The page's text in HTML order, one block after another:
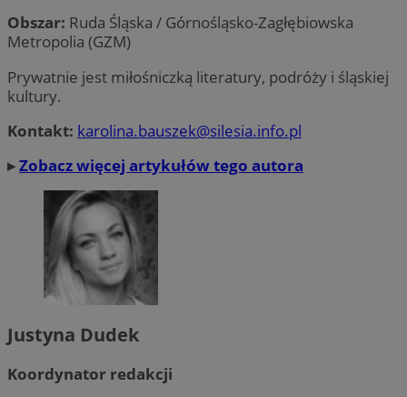
Obszar: Ruda Śląska / Górnośląsko-Zagłębiowska
Metropolia (GZM)
Prywatnie jest miłośniczką literatury, podróży i śląskiej
kultury.
Kontakt: karolina.bauszek@silesia.info.pl
▸Zobacz więcej artykułów tego autora
Justyna Dudek
Koordynator redakcji